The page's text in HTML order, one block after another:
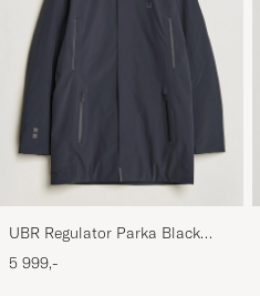
UBR Regulator Parka Black
Storm
5 999,-